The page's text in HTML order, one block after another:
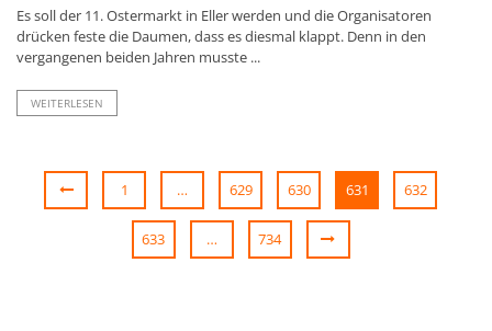
Es soll der 11. Ostermarkt in Eller werden und die Organisatoren
drücken feste die Daumen, dass es diesmal klappt. Denn in den
vergangenen beiden Jahren musste ...
WEITERLESEN
1 … 629 630 631 632
633 … 734